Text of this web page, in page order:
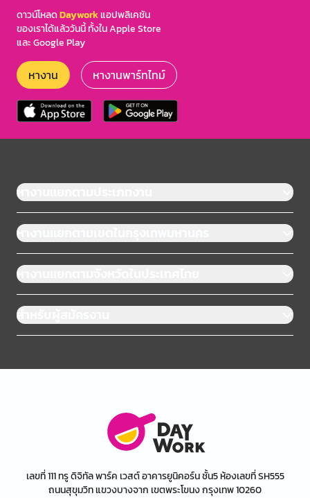
ดาวน์โหลดDayworkแอปพลิเคชัน
ของเราได้แล้ววันนี้ ทั้งใน Apple Store
และ Google Play
หางาน หางานพาร์ทไทม์
หางานแยกตามประเภทงาน
หางานแยกตามเขตในกรุงเทพมหานคร
หางานแยกตามจังหวัดในประเทศไทย
สำหรับผู้สมัครงาน
เลขที่ 111 ทรู ดิจิทัล พาร์ค เวสต์ อาคารยูนิคอร์น ชั้น5 ห้องเลขที่ SH555
ถนนสุขุมวิท แขวงบางจาก เขตพระโขนง กรุงเทพ 10260